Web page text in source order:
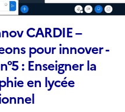
CARDIE –
pour innover -
: Enseigner la
en lycée